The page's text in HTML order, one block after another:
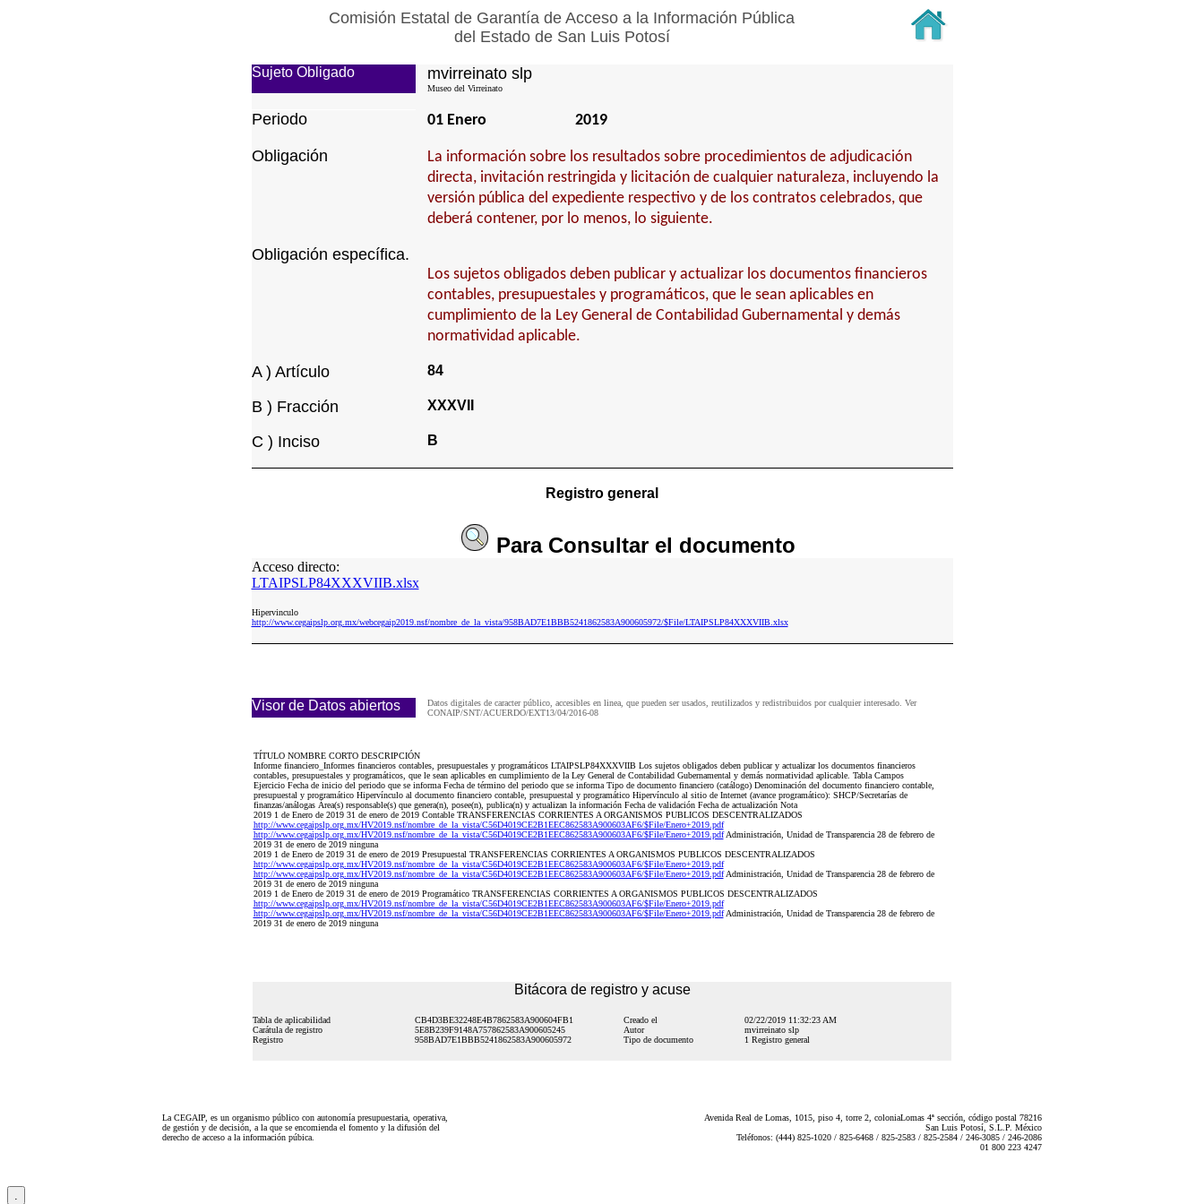
Comisión Estatal de Garantía de Acceso a la Información Pública
del Estado de San Luis Potosí
Sujeto Obligado mvirreinato slp
Museo del Virreinato
Periodo 01 Enero 2019
Obligación
La información sobre los resultados sobre procedimientos de adjudicación
directa, invitación restringida y licitación de cualquier naturaleza, incluyendo la
versión pública del expediente respectivo y de los contratos celebrados, que
deberá contener, por lo menos, lo siguiente.
Obligación específica.
Los sujetos obligados deben publicar y actualizar los documentos financieros
contables, presupuestales y programáticos, que le sean aplicables en
cumplimiento de la Ley General de Contabilidad Gubernamental y demás
normatividad aplicable.
A ) Artículo 84
B ) Fracción XXXVII
C ) Inciso B
Registro general
Para Consultarel documento
Acceso directo:
LTAIPSLP84XXXVIIB.xlsx
Hipervinculo
http://www.cegaipslp.org.mx/webcegaip2019.nsf/nombre_de_la_vista/958BAD7E1BBB5241862583A900605972/$File/LTAIPSLP84XXXVIIB.xlsx
Visor de Datos abiertos
Datos digitales de caracter público, accesibles en linea, que pueden ser usados, reutilizados y redistribuidos por cualquier interesado. Ver
CONAIP/SNT/ACUERDO/EXT13/04/2016-08
TÍTULO NOMBRE CORTO DESCRIPCIÓN
Informe financiero_Informes financieros contables, presupuestales y programáticos LTAIPSLP84XXXVIIB Los sujetos obligados deben publicar y actualizar los documentos financieros
contables, presupuestales y programáticos, que le sean aplicables en cumplimiento de la Ley General de Contabilidad Gubernamental y demás normatividad aplicable. Tabla Campos
Ejercicio Fecha de inicio del periodo que se informa Fecha de término del periodo que se informa Tipo de documento financiero (catálogo) Denominación del documento financiero contable,
presupuestal y programático Hipervínculo al documento financiero contable, presupuestal y programático Hipervínculo al sitio de Internet (avance programático): SHCP/Secretarías de
finanzas/análogas Área(s) responsable(s) que genera(n), posee(n), publica(n) y actualizan la información Fecha de validación Fecha de actualización Nota
2019 1 de Enero de 2019 31 de enero de 2019 Contable TRANSFERENCIAS CORRIENTES A ORGANISMOS PUBLICOS DESCENTRALIZADOS
http://www.cegaipslp.org.mx/HV2019.nsf/nombre_de_la_vista/C56D4019CE2B1EEC862583A900603AF6/$File/Enero+2019.pdf
http://www.cegaipslp.org.mx/HV2019.nsf/nombre_de_la_vista/C56D4019CE2B1EEC862583A900603AF6/$File/Enero+2019.pdfAdministración, Unidad de Transparencia 28 de febrero de
2019 31 de enero de 2019 ninguna
2019 1 de Enero de 2019 31 de enero de 2019 Presupuestal TRANSFERENCIAS CORRIENTES A ORGANISMOS PUBLICOS DESCENTRALIZADOS
http://www.cegaipslp.org.mx/HV2019.nsf/nombre_de_la_vista/C56D4019CE2B1EEC862583A900603AF6/$File/Enero+2019.pdf
http://www.cegaipslp.org.mx/HV2019.nsf/nombre_de_la_vista/C56D4019CE2B1EEC862583A900603AF6/$File/Enero+2019.pdfAdministración, Unidad de Transparencia 28 de febrero de
2019 31 de enero de 2019 ninguna
2019 1 de Enero de 2019 31 de enero de 2019 Programático TRANSFERENCIAS CORRIENTES A ORGANISMOS PUBLICOS DESCENTRALIZADOS
http://www.cegaipslp.org.mx/HV2019.nsf/nombre_de_la_vista/C56D4019CE2B1EEC862583A900603AF6/$File/Enero+2019.pdf
http://www.cegaipslp.org.mx/HV2019.nsf/nombre_de_la_vista/C56D4019CE2B1EEC862583A900603AF6/$File/Enero+2019.pdfAdministración, Unidad de Transparencia 28 de febrero de
2019 31 de enero de 2019 ninguna
Bitácora de registro y acuse
Tabla de aplicabilidad CB4D3BE32248E4B7862583A900604FB1 Creado el
02/22/2019 11:32:23 AM
Carátula de registro
5E8B239F9148A757862583A900605245 Autor
mvirreinato slp
Registro
958BAD7E1BBB5241862583A900605972 Tipo de documento 1 Registro general
La CEGAIP, es un organismo público con autonomía presupuestaria, operativa,
de gestión y de decisión, a la que se encomienda el fomento y la difusión del
derecho de acceso a la información púbica.
Avenida Real de Lomas, 1015, piso 4, torre 2, coloniaLomas 4ª sección, código postal 78216
San Luis Potosí, S.L.P. México
Teléfonos: (444) 825-1020 / 825-6468 / 825-2583 / 825-2584 / 246-3085 / 246-2086
01 800 223 4247